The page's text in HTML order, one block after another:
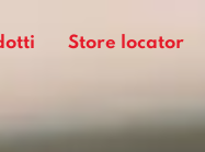
Store locator